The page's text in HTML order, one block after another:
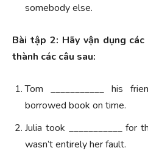
somebody else.
Bài tập 2: Hãy vận dụng
thành các câu sau:
Tom ___________ his
borrowed book on time.
Julia took ___________ for
wasn’t entirely her fault.